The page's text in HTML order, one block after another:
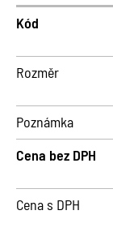
Kód
Rozměr
Poznámka
Cena bez DPH
Cena s DPH